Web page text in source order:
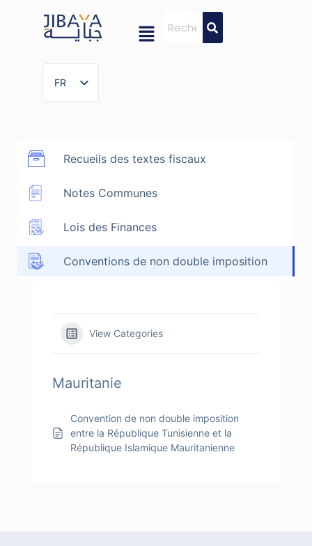
FR
FR
Recueils des textes fiscaux
Notes Communes
Lois des Finances
Conventions de non double imposition
View Categories
Mauritanie
Convention de non double imposition
entre la République Tunisienne et la
République Islamique Mauritanienne